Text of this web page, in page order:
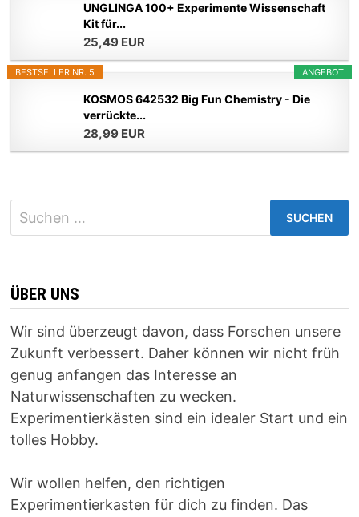
UNGLINGA 100+ Experimente Wissenschaft
Kit für...
25,49 EUR
ANGEBOT
BESTSELLER NR. 5
KOSMOS 642532 Big Fun Chemistry - Die
verrückte...
28,99 EUR
Suchen
nach:
ÜBER UNS
Wir sind überzeugt davon, dass Forschen unsere
Zukunft verbessert. Daher können wir nicht früh
genug anfangen das Interesse an
Naturwissenschaften zu wecken.
Experimentierkästen sind ein idealer Start und ein
tolles Hobby.
Wir wollen helfen, den richtigen
Experimentierkasten für dich zu finden. Das